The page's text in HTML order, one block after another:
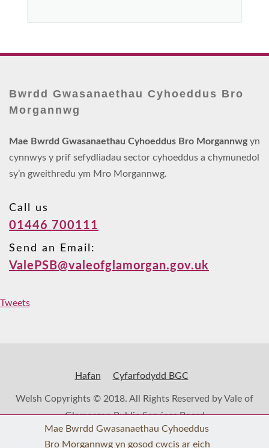
Mae Bwrdd Gwasanaethau Cyhoeddus
Bro Morgannwg yn gosod cwcis ar eich
Bwrdd Gwasanaethau Cyhoeddus Bro
Morgannwg
Mae Bwrdd Gwasanaethau Cyhoeddus Bro Morgannwgyn
cynnwys y prif sefydliadau sector cyhoeddus a chymunedol
sy’n gweithredu ym Mro Morgannwg.
Call us
01446 700111
Send an Email:
ValePSB@valeofglamorgan.gov.uk
Tweets
Hafan Cyfarfodydd BGC
Welsh Copyrights © 2018. All Rights Reserved by Vale of
Glamorgan Public Services Board